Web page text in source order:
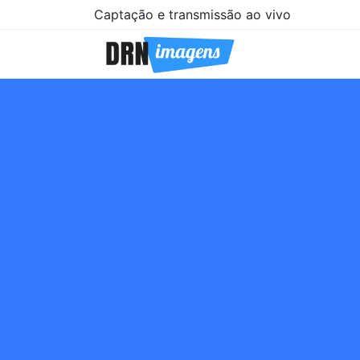
Captação e transmissão ao vivo